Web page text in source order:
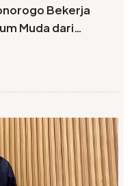
Bekerja
Muda dari